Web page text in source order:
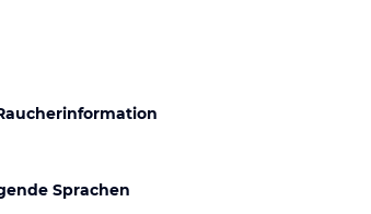
Sprachen